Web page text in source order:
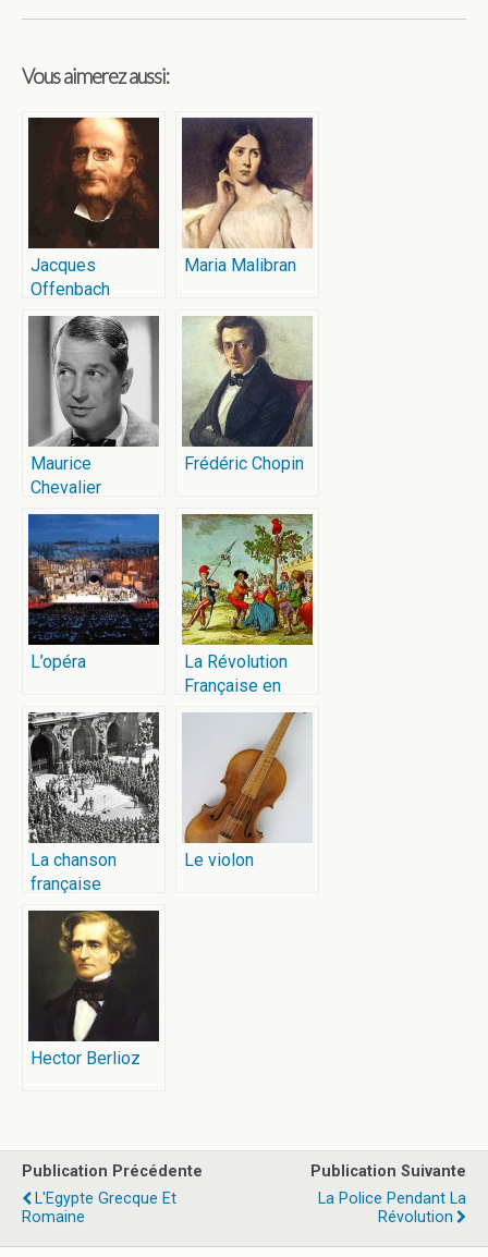
Vous aimerez aussi:
Jacques
Offenbach
Maria Malibran
Maurice
Chevalier
Frédéric Chopin
L’opéra
La Révolution
Française en
chantant
La chanson
française
pendant
l’Occupation
Le violon
Hector Berlioz
Publication Précédente
L'Egypte Grecque Et
Romaine
Publication Suivante
La Police Pendant La
Révolution